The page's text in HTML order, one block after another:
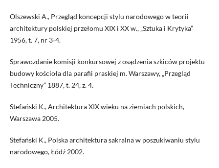
Olszewski A., Przegląd koncepcji stylu narodowego w teorii
architektury polskiej przełomu XIX i XX w., „Sztuka i Krytyka”
1956, t. 7, nr 3‑4.
Sprawozdanie komisji konkursowej z osądzenia szkiców projektu
budowy kościoła dla parafii praskiej m. Warszawy, „Przegląd
Techniczny” 1887, t. 24, z. 4.
Stefański K., Architektura XIX wieku na ziemiach polskich,
Warszawa 2005.
Stefański K., Polska architektura sakralna w poszukiwaniu stylu
narodowego, Łódź 2002.